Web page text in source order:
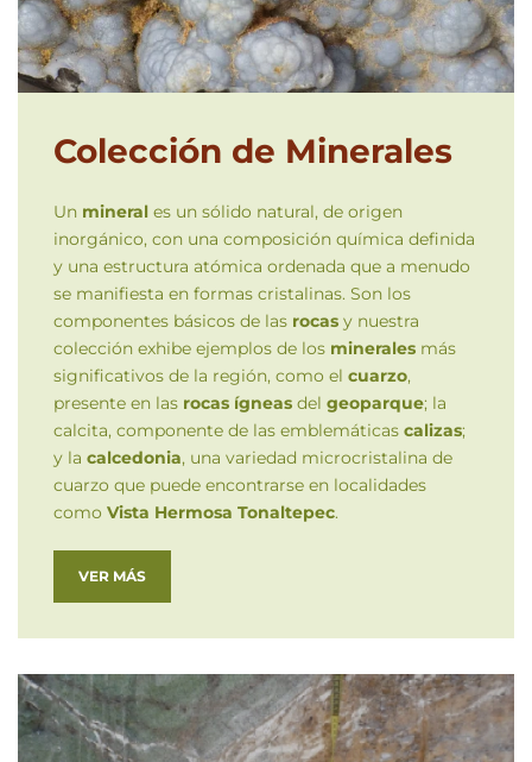
Colección de Minerales
Un mineral es un sólido natural, de origen
inorgánico, con una composición química definida
y una estructura atómica ordenada que a menudo
se manifiesta en formas cristalinas. Son los
componentes básicos de las rocas y nuestra
colección exhibe ejemplos de los minerales más
significativos de la región, como el cuarzo,
presente en las rocas ígneas del geoparque; la
calcita, componente de las emblemáticas calizas;
y la calcedonia, una variedad microcristalina de
cuarzo que puede encontrarse en localidades
como Vista Hermosa Tonaltepec.
VER MÁS